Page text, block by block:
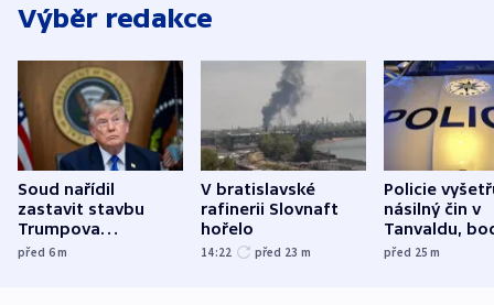
Výběr redakce
Soud nařídil
zastavit stavbu
Trumpova
tanečního sálu
před 6m
V bratislavské
rafinerii Slovnaft
hořelo
14:22 před 23 m
Policie
násilný čin v
Tanvaldu,
zranění při
před 25m